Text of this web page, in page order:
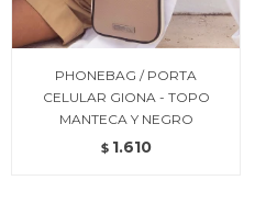
PHONEBAG / PORTA
CELULAR GIONA - TOPO
MANTECA Y NEGRO
$ 1.610